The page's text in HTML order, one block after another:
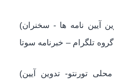
(زاهد شیخ الاسلامی (تدوین آیین نامه ها - سخنران
گروه تلگرام – خبرنامه سوتا
(فیروزه عباسیان (شاخه محلی تورنتو- تدوین آیین